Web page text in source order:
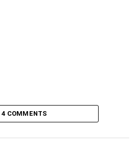
4 COMMENTS